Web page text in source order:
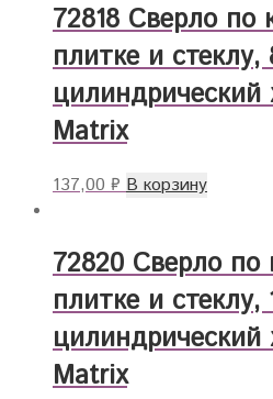
72818 Сверло по
плитке и
цилиндрический
Matrix
137,00₽ В корзину
72820 Сверло по
плитке и
цилиндрический
Matrix